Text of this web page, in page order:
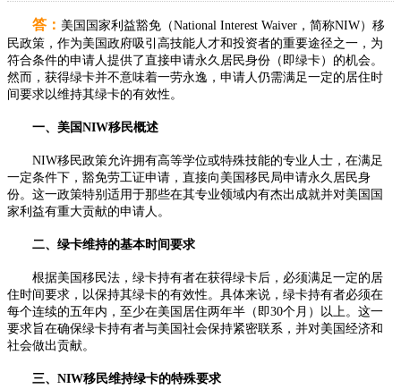
答： 美国国家利益豁免（National Interest Waiver，简称NIW）移
民政策，作为美国政府吸引高技能人才和投资者的重要途径之一，为
符合条件的申请人提供了直接申请永久居民身份（即绿卡）的机会。
然而，获得绿卡并不意味着一劳永逸，申请人仍需满足一定的居住时
间要求以维持其绿卡的有效性。
一、美国NIW移民概述
NIW移民政策允许拥有高等学位或特殊技能的专业人士，在满足
一定条件下，豁免劳工证申请，直接向美国移民局申请永久居民身
份。这一政策特别适用于那些在其专业领域内有杰出成就并对美国国
家利益有重大贡献的申请人。
二、绿卡维持的基本时间要求
根据美国移民法，绿卡持有者在获得绿卡后，必须满足一定的居
住时间要求，以保持其绿卡的有效性。具体来说，绿卡持有者必须在
每个连续的五年内，至少在美国居住两年半（即30个月）以上。这一
要求旨在确保绿卡持有者与美国社会保持紧密联系，并对美国经济和
社会做出贡献。
三、NIW移民维持绿卡的特殊要求